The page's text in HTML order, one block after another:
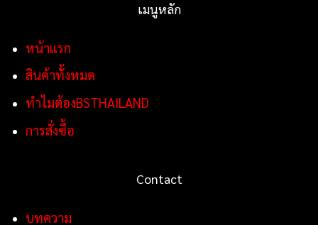
เมนูหลัก
หน้าแรก
สินค้าทั้งหมด
ทำไมต้องBSTHAILAND
การสั่งซื้อ
Contact
บทความ